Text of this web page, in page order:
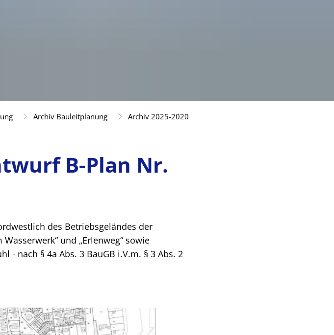
Archiv Bauleitplanung
Archiv 2025-2020
B-Plan Nr.
des Betriebsgeländes der
und „Erlenweg“ sowie
- nach § 4a Abs. 3 BauGB i.V.m. § 3 Abs. 2